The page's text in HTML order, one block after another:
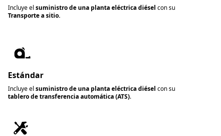
Incluye el suministro de una planta eléctrica diésel con su
Transporte a sitio.
Estándar
Incluye el suministro de una planta eléctrica diésel con su
tablero de transferencia automática (ATS).